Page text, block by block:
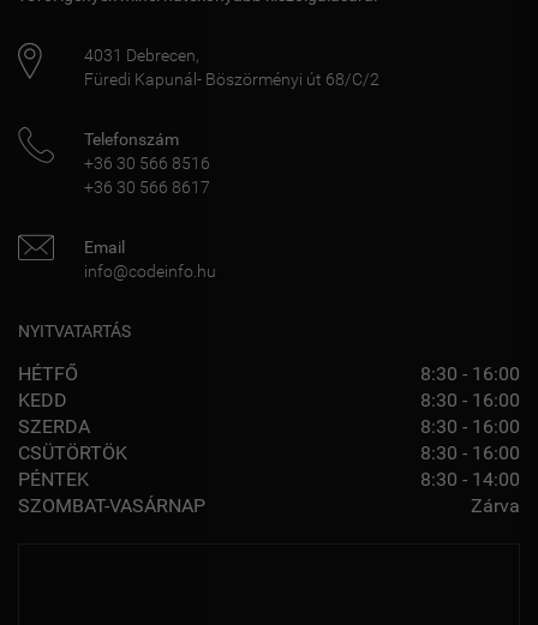
4031 Debrecen,
Füredi Kapunál- Böszörményi út 68/C/2
Telefonszám
+36 30 566 8516
+36 30 566 8617
Email
info@codeinfo.hu
NYITVATARTÁS
HÉTFŐ
KEDD
SZERDA
CSÜTÖRTÖK
PÉNTEK
SZOMBAT-VASÁRNAP
8:30 - 16:00
8:30 - 16:00
8:30 - 16:00
8:30 - 16:00
8:30 - 14:00
Zárva